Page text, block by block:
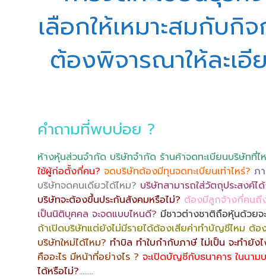
เลือกให้เหมาะสมกับกิจ
ต้องพิจารณาให้ละเ
คำถามที่พบบ่อย ?
ห้างหุ้นส่วนจำกัด บริษัทจำกัด ร้านค้าจดทะเบียนบริษัทที่ไ
ใช้ผู้ก่อตั้งกี่คน? จดบริษัทต้องมีทุนจดทะเบียนเท่าไหร่? ภ
บริษัทจดคนเดียวได้ไหม? บริษัทสามารถใส่วัตถุประสงค์ไ
บริษัทจะต้องขึ้นประกันสังคมหรือไม่? ต้องมีลูกจ้างกี่คนถึ
เป็นนิติบุคคล จะจดแบบไหนดี? มีชาวต่างชาติถือหุ้นด้วยจ
ถ้าเปิดบริษัทแต่ยังไม่มีรายได้ต้องเสียค่าทำบัญชีไหม ต้อ
บริษัทใหม่ได้ไหม? ทำบิล ทำใบกำกับภาษี ไม่เป็น จะทำยัง
คืออะไร มีหน้าที่อย่างไร ? จะเปิดบัญชีกับธนาคาร ในนาม
ได้หรือไม่?……..